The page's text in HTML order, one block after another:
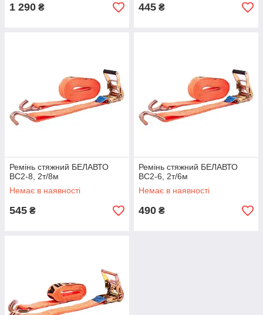
1 290 ₴ 445 ₴
Ремінь стяжний БЕЛАВТО
BC2-8, 2т/8м
Немає в наявності
545 ₴
Ремінь стяжний БЕЛАВТО
BC2-6, 2т/6м
Немає в наявності
490 ₴